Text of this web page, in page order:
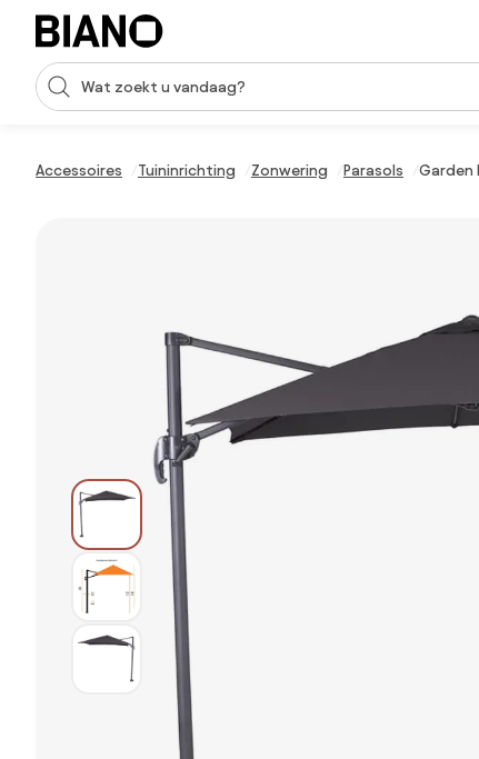
Navigatie overslaan, naar inhoud springen
Zoekopdracht invoeren
Accessoires Tuininrichting Zonwering Parasols Garden